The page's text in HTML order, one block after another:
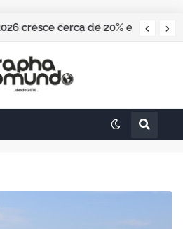
cresce cerca de 20% e